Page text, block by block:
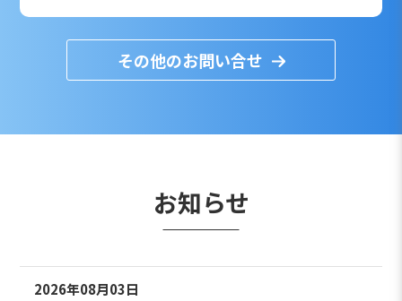
その他のお問い合せ
お知らせ
2026年08月03日